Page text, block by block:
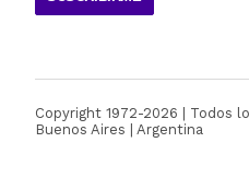
Copyright 1972-2026 | Todos
Buenos Aires | Argentina